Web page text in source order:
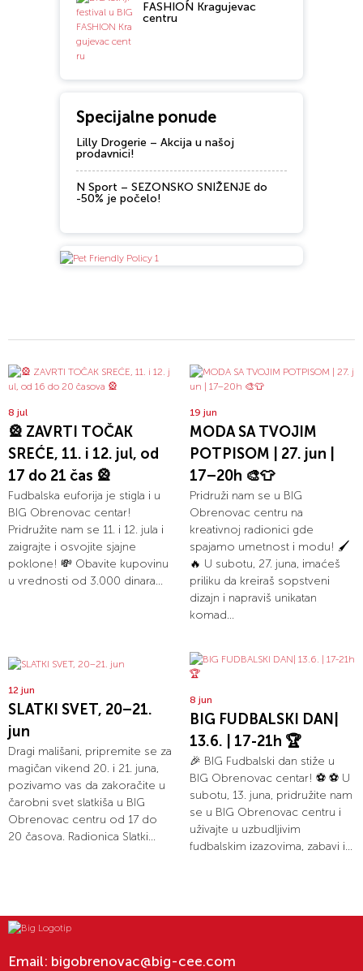
FASHION Kragujevac
centru
Specijalne ponude
Lilly Drogerie – Akcija u našoj
prodavnici!
N Sport – SEZONSKO SNIŽENJE do
-50% je počelo!
8 jul
🎡 ZAVRTI TOČAK
SREĆE, 11. i 12. jul, od
17 do 21 čas 🎡
Fudbalska euforija je stigla i u
BIG Obrenovac centar!
Pridružite nam se 11. i 12. jula i
zaigrajte i osvojite sjajne
poklone! 💸 Obavite kupovinu
u vrednosti od 3.000 dinara...
19 jun
MODA SA TVOJIM
POTPISOM | 27. jun |
17–20h 🎨👕
Pridruži nam se u BIG
Obrenovac centru na
kreativnoj radionici gde
spajamo umetnost i modu! 🖌️
🔥 U subotu, 27. juna, imaćeš
priliku da kreiraš sopstveni
dizajn i napraviš unikatan
komad...
12 jun
SLATKI SVET, 20–21.
jun
Dragi mališani, pripremite se za
magičan vikend 20. i 21. juna,
pozivamo vas da zakoračite u
čarobni svet slatkiša u BIG
Obrenovac centru od 17 do
20 časova. Radionica Slatki...
8 jun
BIG FUDBALSKI DAN|
13.6. | 17-21h 🏆
🎉 BIG Fudbalski dan stiže u
BIG Obrenovac centar! ⚽ ⚽ U
subotu, 13. juna, pridružite nam
se u BIG Obrenovac centru i
uživajte u uzbudljivim
fudbalskim izazovima, zabavi i...
Email: bigobrenovac@big-cee.com